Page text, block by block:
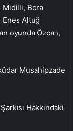
Midilli, Bora
Enes Altuğ
oyunda Özcan,
Musahipzade
Hakkındaki